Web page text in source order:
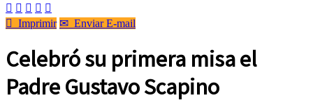
    
 Imprimir ✉ Enviar E-mail
Celebró su primera misa el
Padre Gustavo Scapino